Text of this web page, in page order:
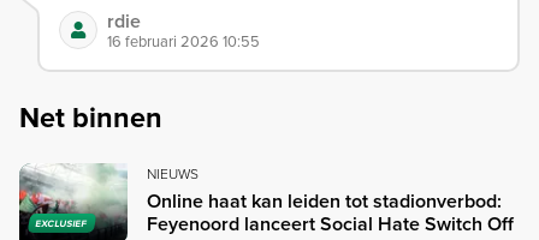
rdie
16 februari 2026 10:55
Net binnen
EXCLUSIEF
NIEUWS
Online haat kan leiden tot stadionverbod:
Feyenoord lanceert Social Hate Switch Off